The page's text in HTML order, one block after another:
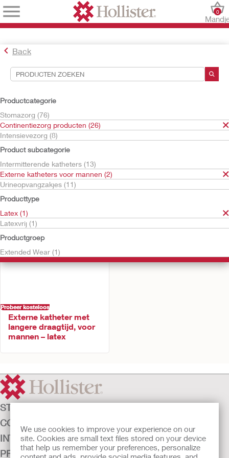
We use cookies to improve your experience on our
site. Cookies are small text files stored on your device
that help us remember your preferences, personalize
0
Back
Productcategorie
Stomazorg (76)
Continentiezorg producten (26)
Intensievezorg (8)
Product subcategorie
Intermitterende katheters (13)
Externe katheters voor mannen (2)
Urineopvangzakjes (11)
Producttype
Latex (1)
Latexvrij (1)
Productgroep
Extended Wear (1)
Hulpmiddelen voor zoekopdrachten
Uw selecties:
Continentiezorg producten
Externe katheters voor mannen
Latex
Uw selectie komt overeen met
Sorteren op:
Probeer kosteloos
Externe katheter met
langere draagtijd, voor
mannen – latex
STOMAZORG
CONTINENTIEZORG
INTENSIEVE ZORG
PRODUCTEN